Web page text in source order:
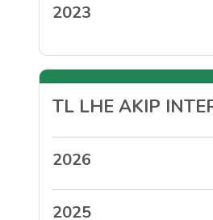
2023
TL LHE AKIP
2026
2025